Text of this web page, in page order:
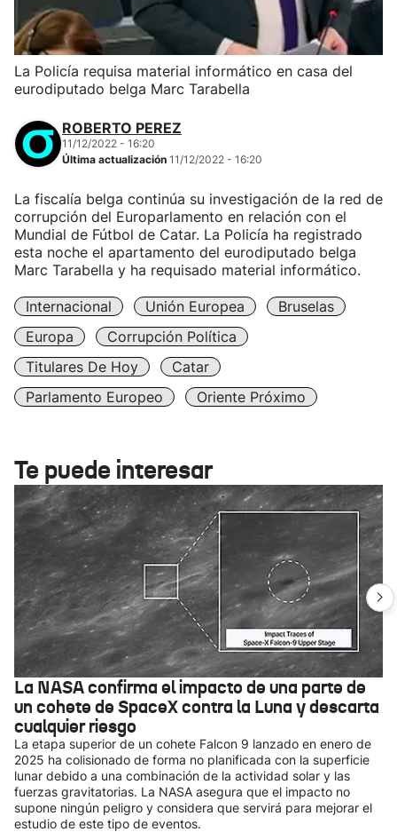
La Policía requisa material informático en casa del
eurodiputado belga Marc Tarabella
ROBERTO PEREZ
11/12/2022 - 16:20
Última actualización 11/12/2022 - 16:20
La fiscalía belga continúa su investigación de la red de
corrupción del Europarlamento en relación con el
Mundial de Fútbol de Catar. La Policía ha registrado
esta noche el apartamento del eurodiputado belga
Marc Tarabella y ha requisado material informático.
Internacional Unión Europea
Bruselas
Europa
Corrupción Política
Titulares De Hoy
Catar
Parlamento Europeo
Oriente Próximo
Te puede interesar
La NASA confirma el impacto de una parte de
un cohete de SpaceX contra la Luna y descarta
cualquier riesgo
La etapa superior de un cohete Falcon 9 lanzado en enero de
2025 ha colisionado de forma no planificada con la superficie
lunar debido a una combinación de la actividad solar y las
fuerzas gravitatorias. La NASA asegura que el impacto no
supone ningún peligro y considera que servirá para mejorar el
estudio de este tipo de eventos.